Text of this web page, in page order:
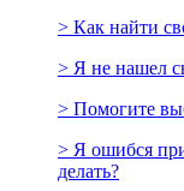
> Как найти
> Я не нашел
> Помогите
> Я ошибся
делать?